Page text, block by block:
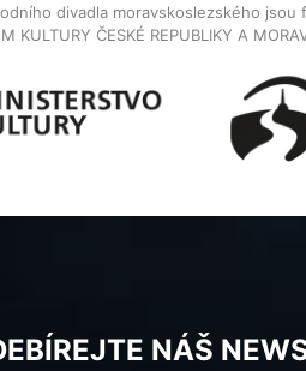
divadla moravskoslezského jsou
KULTURY ČESKÉ REPUBLIKY A
NÁŠ